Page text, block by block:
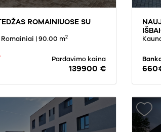
ROMAINIUOSE SU
Romainiai | 90.00 m2
Pardavimo kaina
139900 €